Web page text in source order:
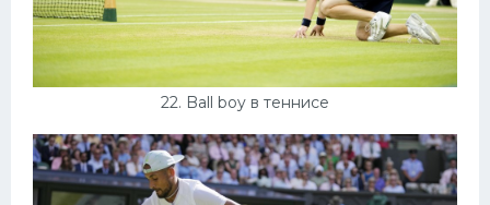
22. Ball boy в теннисе